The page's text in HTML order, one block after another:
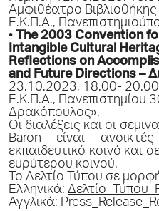
Αμφιθέατρο
Ε.Κ.Π.Α.,
• The 2003 Convention
Intangible Cultural
Reflections on
and Future Directions –
23.10.2023, 18.00- 20.00
Ε.Κ.Π.Α., Πανεπιστημίου
Δρακόπουλος».
Οι διαλέξεις και οι
Baron είναι
εκπαιδευτικό κοινό και
ευρύτερου κοινού.
Το Δελτίο Τύπου σε
Eλληνικά:
Αγγλικά: